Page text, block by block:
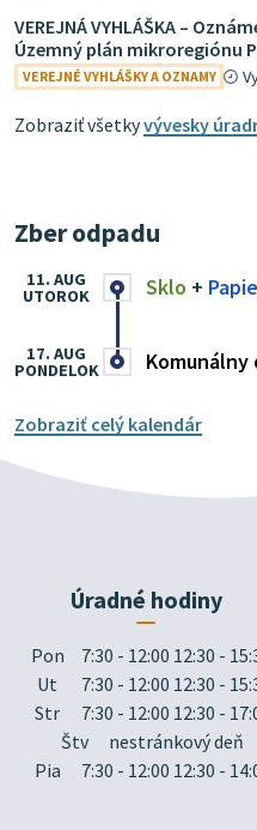
VEREJNÁ VYHLÁŠKA –
Územný plán mikroregiónu
VEREJNÉ VYHLÁŠKY A OZNAMY
Zobraziť všetkyvývesky
Zber odpadu
Sklo +
11. AUG
UTOROK
Komunálny
17. AUG
PONDELOK
Zobraziť celý kalendár
Úradné hodiny
Pon
7:30 - 12:00 12:30 -
Ut
7:30 - 12:00 12:30 -
Str
7:30 - 12:00 12:30 -
Štv
nestránkový deň
Pia
7:30 - 12:00 12:30 -